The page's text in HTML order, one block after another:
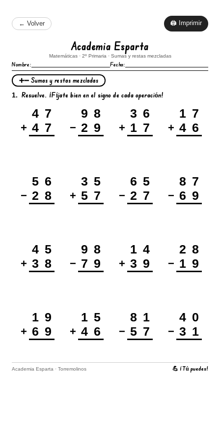
← Volver 🖨 Imprimir
Academia Esparta
Matemáticas · 2º Primaria · Sumas y restas mezcladas
Nombre: Fecha:
➕➖ Sumas y restas mezcladas
1. Resuelve. ¡Fíjate bien en el signo de cada operación!
4 7
+ 4 7
9 8
− 2 9
3 6
+ 1 7
1 7
+ 4 6
5 6
− 2 8
3 5
+ 5 7
6 5
− 2 7
8 7
− 6 9
4 5
+ 3 8
9 8
− 7 9
1 4
+ 3 9
2 8
− 1 9
1 9
+ 6 9
1 5
+ 4 6
8 1
− 5 7
4 0
− 3 1
Academia Esparta · Torremolinos 💪 ¡Tú puedes!